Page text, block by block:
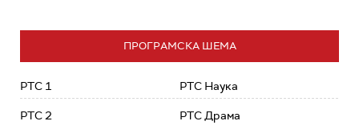
ПРОГРАМСКА ШЕМА
РТС 1
РТС 2
РТС Наука
РТС Драма